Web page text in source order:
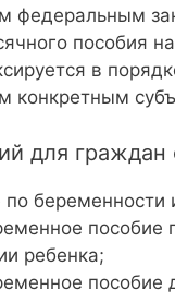
федеральным
пособия
в
конкретным
для граждан
по беременности
пособие
ребенка;